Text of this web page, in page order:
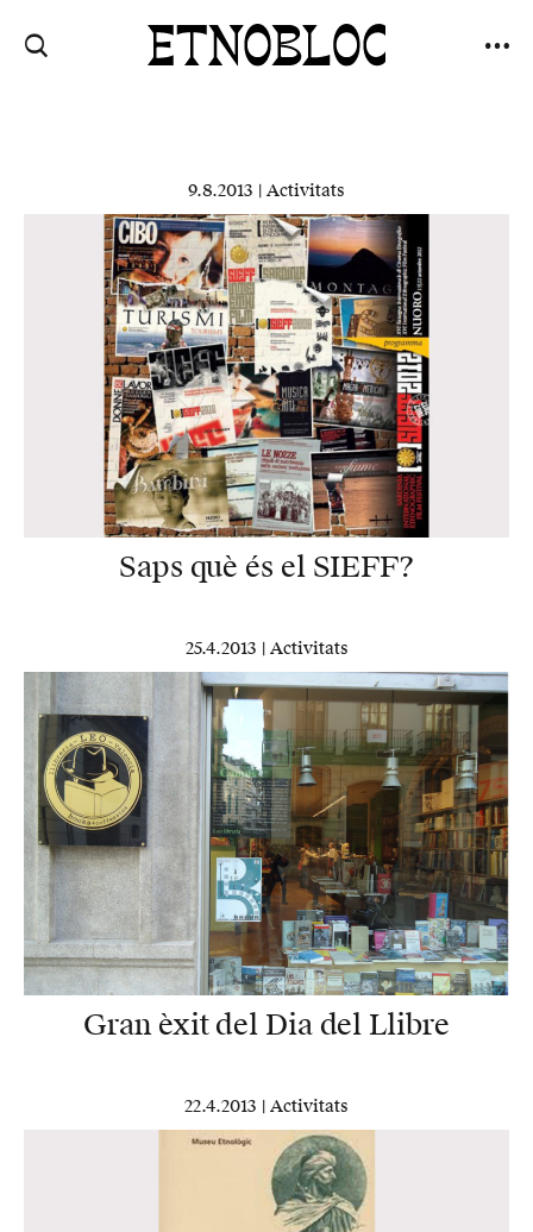
9.8.2013 | Activitats
Saps què és el SIEFF?
25.4.2013 | Activitats
Gran èxit del Dia del Llibre
22.4.2013 | Activitats